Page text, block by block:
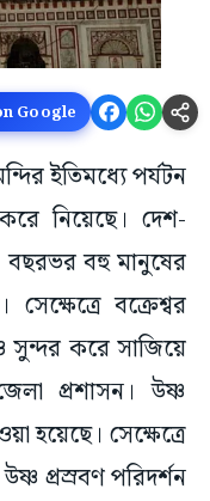
Google
ইতিমধ্যে পর্যটন
নিয়েছে। দেশ-
বছরভর বহু মানুষের
বক্রেশ্বর
করে সাজিয়ে
প্রশাসন। উষ্ণ
হয়েছে। সেক্ষেত্রে
প্রস্রবণ পরিদর্শন